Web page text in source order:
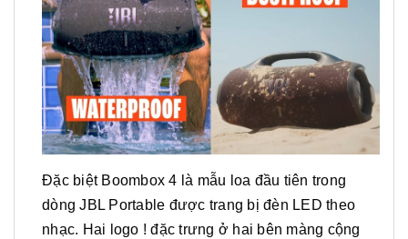
Đặc biệt Boombox 4 là mẫu loa đầu tiên trong
dòng JBL Portable được trang bị đèn LED theo
nhạc. Hai logo ! đặc trưng ở hai bên màng cộng